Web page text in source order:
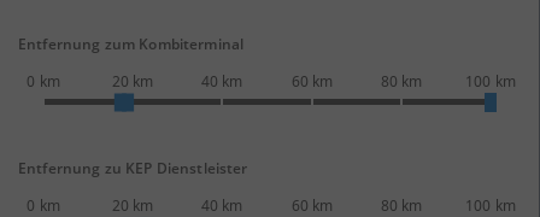
Entfernung zum Kombiterminal
0 km
20 km 40 km 60 km 80 km 100 km
Entfernung zu KEP Dienstleister
0 km
20 km 40 km 60 km 80 km 100 km